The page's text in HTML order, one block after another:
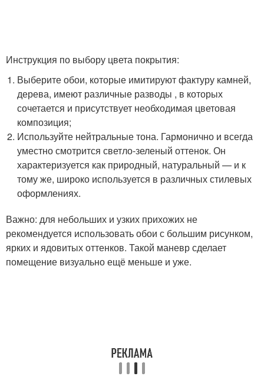
Инструкция по выбору цвета покрытия:
Выберите обои, которые имитируют фактуру камней,
дерева, имеют различные разводы , в которых
сочетается и присутствует необходимая цветовая
композиция;
Используйте нейтральные тона. Гармонично и всегда
уместно смотрится светло-зеленый оттенок. Он
характеризуется как природный, натуральный — и к
тому же, широко используется в различных стилевых
оформлениях.
Важно: для небольших и узких прихожих не
рекомендуется использовать обои с большим рисунком,
ярких и ядовитых оттенков. Такой маневр сделает
помещение визуально ещё меньше и уже.